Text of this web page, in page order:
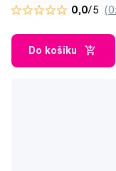
0,0/5
Do košíku